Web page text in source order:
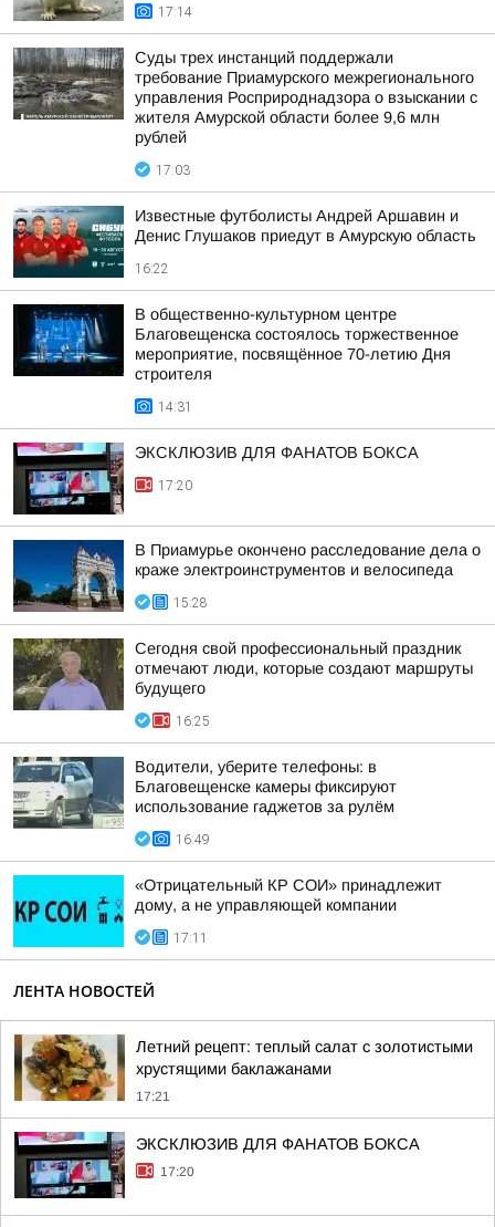
17:14
Суды трех инстанций поддержали
требование Приамурского межрегионального
управления Росприроднадзора о взыскании с
жителя Амурской области более 9,6 млн
рублей
17:03
Известные футболисты Андрей Аршавин и
Денис Глушаков приедут в Амурскую область
16:22
В общественно-культурном центре
Благовещенска состоялось торжественное
мероприятие, посвящённое 70-летию Дня
строителя
14:31
ЭКСКЛЮЗИВ ДЛЯ ФАНАТОВ БОКСА
17:20
В Приамурье окончено расследование дела о
краже электроинструментов и велосипеда
15:28
Сегодня свой профессиональный праздник
отмечают люди, которые создают маршруты
будущего
16:25
Водители, уберите телефоны: в
Благовещенске камеры фиксируют
использование гаджетов за рулём
16:49
«Отрицательный КР СОИ» принадлежит
дому, а не управляющей компании
17:11
ЛЕНТА НОВОСТЕЙ
Летний рецепт: теплый салат с золотистыми
хрустящими баклажанами
17:21
ЭКСКЛЮЗИВ ДЛЯ ФАНАТОВ БОКСА
17:20